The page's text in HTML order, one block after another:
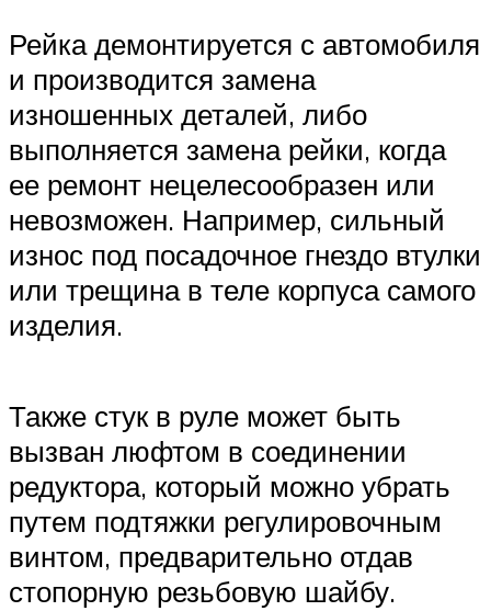
Рейка демонтируется с автомобиля
и производится замена
изношенных деталей, либо
выполняется замена рейки, когда
ее ремонт нецелесообразен или
невозможен. Например, сильный
износ под посадочное гнездо втулки
или трещина в теле корпуса самого
изделия.
Также стук в руле может быть
вызван люфтом в соединении
редуктора, который можно убрать
путем подтяжки регулировочным
винтом, предварительно отдав
стопорную резьбовую шайбу.